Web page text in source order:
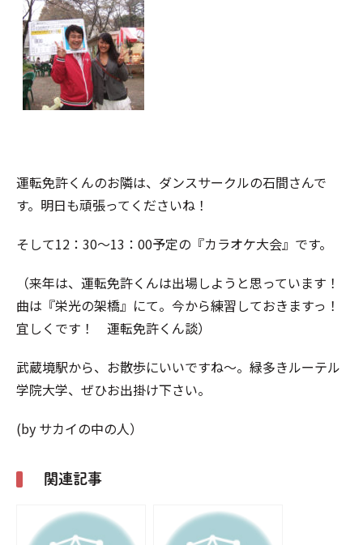
運転免許くんのお隣は、ダンスサークルの石間さんで
す。明日も頑張ってくださいね！
そして12：30～13：00予定の『カラオケ大会』です。
（来年は、運転免許くんは出場しようと思っています！
曲は『栄光の架橋』にて。今から練習しておきますっ！
宜しくです！ 運転免許くん談）
武蔵境駅から、お散歩にいいですね～。緑多きルーテル
学院大学、ぜひお出掛け下さい。
(by サカイの中の人）
関連記事